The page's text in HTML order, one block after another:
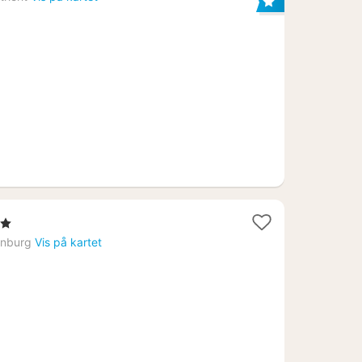
Vis på kartet